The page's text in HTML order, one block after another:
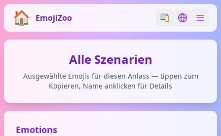
EmojiZoo Switch emoji
Switch
Alle Szenarien
Ausgewählte Emojis für diesen Anlass — tippen zum
Kopieren, Name anklicken für Details
Emotions